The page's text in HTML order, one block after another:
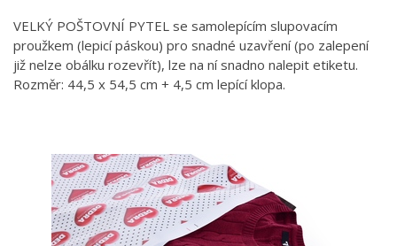
VELKÝ POŠTOVNÍ PYTEL se samolepícím slupovacím
proužkem (lepicí páskou) pro snadné uzavření (po zalepení
již nelze obálku rozevřít), lze na ní snadno nalepit etiketu.
Rozměr: 44,5 x 54,5 cm + 4,5 cm lepící klopa.